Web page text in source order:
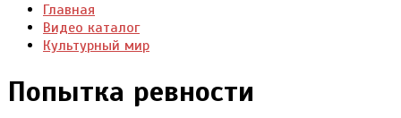
Главная
Видео каталог
Культурный мир
Попытка ревности